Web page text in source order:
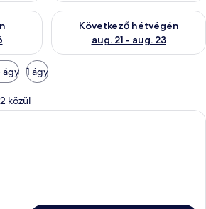
állás ellenőrzése: aug. 14 -
Következő hétvégén
aug. 21 - aug. 23
A következő hétvégi
ágy 1 ágy
közül
Egy fürdőszoba, amelyben egy